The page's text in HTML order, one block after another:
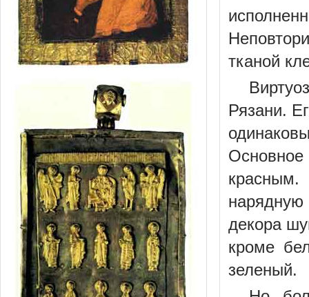
тканой
Рязани.
декора
кроме
зеленый.